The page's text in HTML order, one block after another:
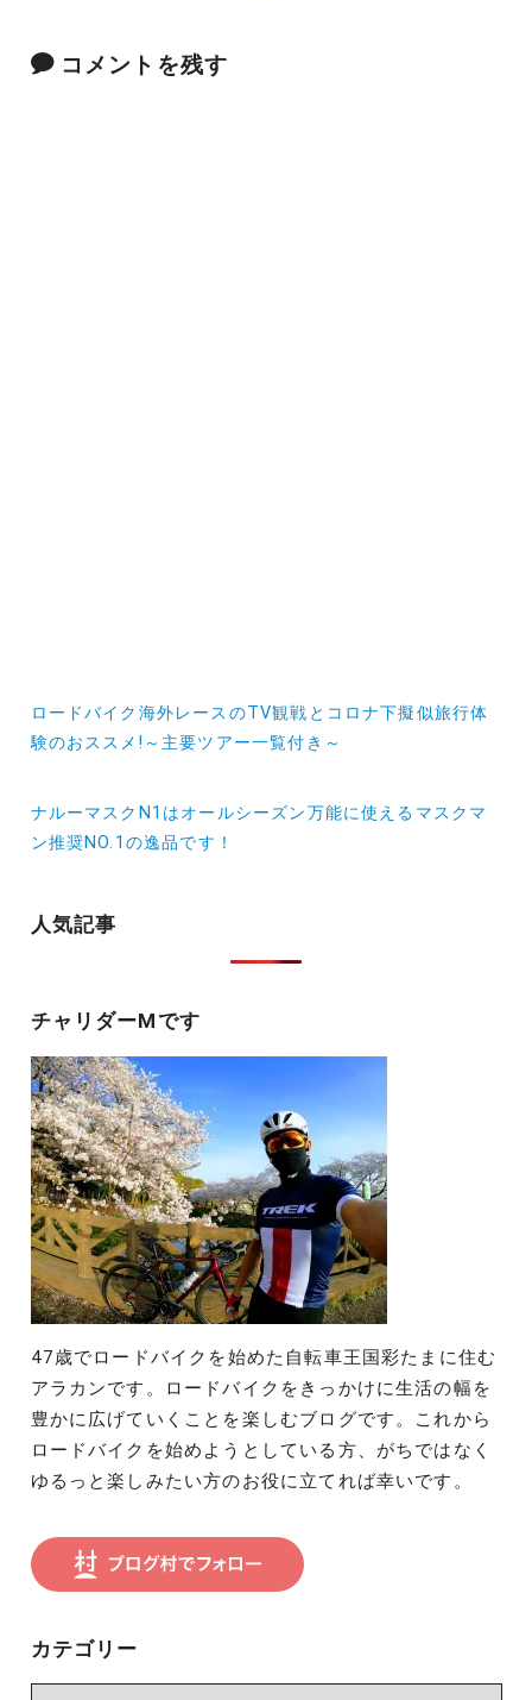
コメントを残す
稿
ビ
ン
ロードバイク海外レースのTV観戦とコロナ下擬似旅行体
験のおススメ!～主要ツアー一覧付き～
ナルーマスクN1はオールシーズン万能に使えるマスクマ
ン推奨NO.1の逸品です！
人気記事
チャリダーMです
47歳でロードバイクを始めた自転車王国彩たまに住む
アラカンです。ロードバイクをきっかけに生活の幅を
豊かに広げていくことを楽しむブログです。これから
ロードバイクを始めようとしている方、がちではなく
ゆるっと楽しみたい方のお役に立てれば幸いです。
カテゴリー